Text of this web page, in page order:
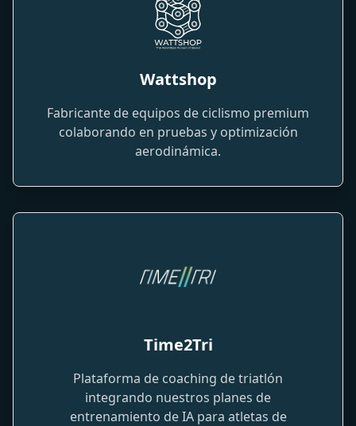
Wattshop
Fabricante de equipos de ciclismo premium
colaborando en pruebas y optimización
aerodinámica.
Time2Tri
Plataforma de coaching de triatlón
integrando nuestros planes de
entrenamiento de IA para atletas de